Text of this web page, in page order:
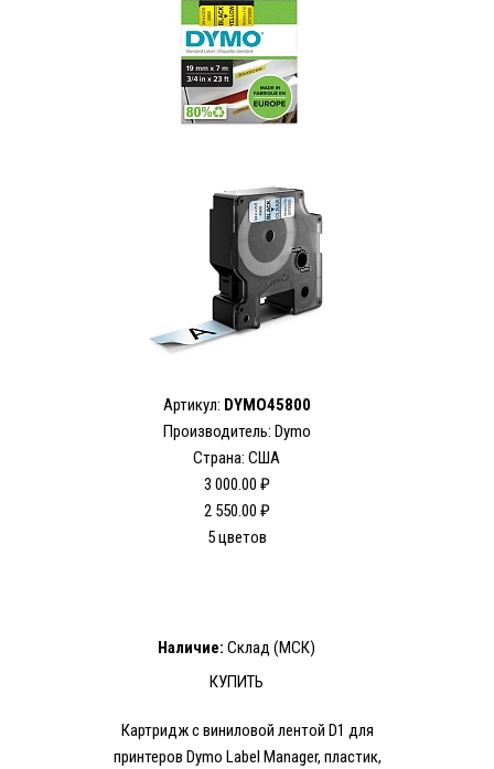
Артикул: DYMO45800
Производитель: Dymo
Страна: США
3 000.00 ₽
2 550.00 ₽
5 цветов
Наличие: Склад (МСК)
КУПИТЬ
Картридж с виниловой лентой D1 для
принтеров Dymo Label Manager, пластик,